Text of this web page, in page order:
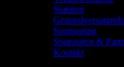
Statuten
Sponsoring
Sponsoren &
Kontakt